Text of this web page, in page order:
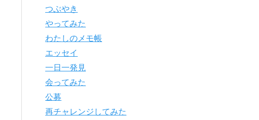
つぶやき
やってみた
わたしのメモ帳
エッセイ
一日一発見
会ってみた
公募
再チャレンジしてみた